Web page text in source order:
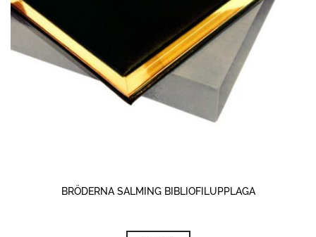
BRÖDERNA SALMING BIBLIOFILUPPLAGA